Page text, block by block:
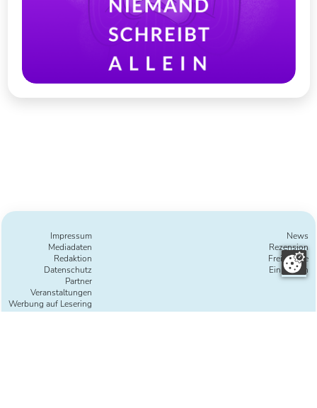
Impressum
Mediadaten
Redaktion
Datenschutz
Partner
Veranstaltungen
Werbung auf Lesering
News
Rezension
Freie Texte
Einreichen